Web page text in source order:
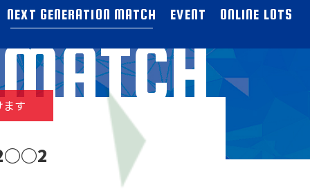
NEXT GENERATION MATCH EVENT ONLINE LOTS
す
2○○2